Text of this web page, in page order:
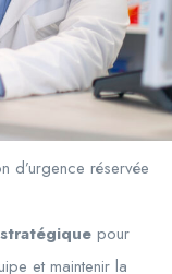
d’urgence réservée
pour
et maintenir la